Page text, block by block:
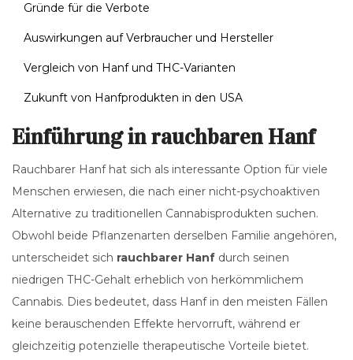
Gründe für die Verbote
Auswirkungen auf Verbraucher und Hersteller
Vergleich von Hanf und THC-Varianten
Zukunft von Hanfprodukten in den USA
Einführung in rauchbaren Hanf
Rauchbarer Hanf hat sich als interessante Option für viele
Menschen erwiesen, die nach einer nicht-psychoaktiven
Alternative zu traditionellen Cannabisprodukten suchen.
Obwohl beide Pflanzenarten derselben Familie angehören,
unterscheidet sich rauchbarer Hanf durch seinen
niedrigen THC-Gehalt erheblich von herkömmlichem
Cannabis. Dies bedeutet, dass Hanf in den meisten Fällen
keine berauschenden Effekte hervorruft, während er
gleichzeitig potenzielle therapeutische Vorteile bietet.